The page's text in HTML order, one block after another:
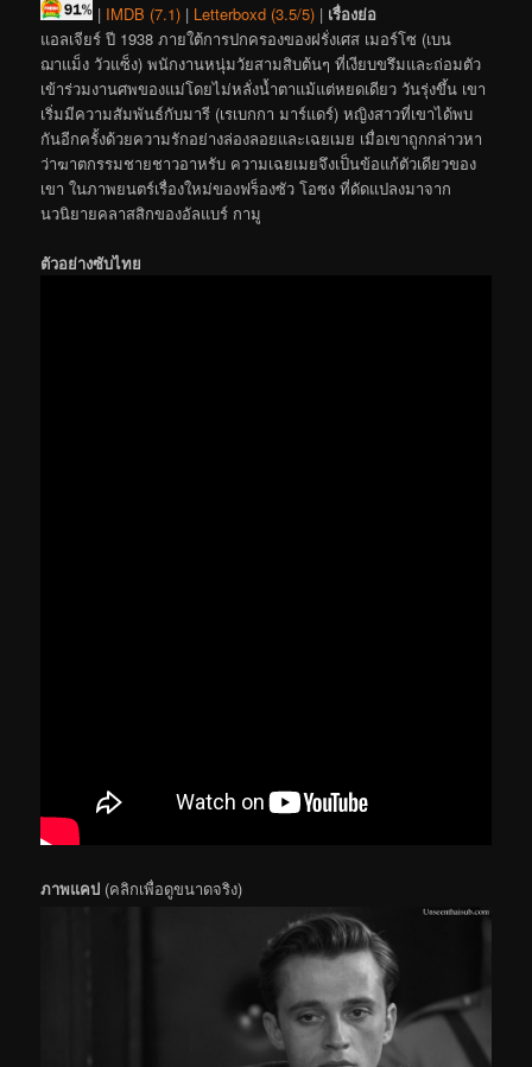
| IMDB (7.1) | Letterboxd (3.5/5) | เรื่องย่อ
แอลเจียร์ ปี 1938 ภายใต้การปกครองของฝรั่งเศส เมอร์โซ (เบน
ฌาแม็ง วัวแซ็ง) พนักงานหนุ่มวัยสามสิบต้นๆ ที่เงียบขรึมและถ่อมตัว
เข้าร่วมงานศพของแม่โดยไม่หลั่งน้ำตาแม้แต่หยดเดียว วันรุ่งขึ้น เขา
เริ่มมีความสัมพันธ์กับมารี (เรเบกกา มาร์แดร์) หญิงสาวที่เขาได้พบ
กันอีกครั้งด้วยความรักอย่างล่องลอยและเฉยเมย เมื่อเขาถูกกล่าวหา
ว่าฆาตกรรมชายชาวอาหรับ ความเฉยเมยจึงเป็นข้อแก้ตัวเดียวของ
เขา ในภาพยนตร์เรื่องใหม่ของฟร็องซัว โอซง ที่ดัดแปลงมาจาก
นวนิยายคลาสสิกของอัลแบร์ กามู
ตัวอย่างซับไทย
ภาพแคป (คลิกเพื่อดูขนาดจริง)